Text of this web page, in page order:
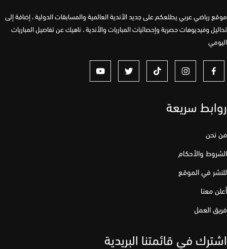
رياضي عربي يطلعكم على جديد الأندية العالمية والمسابقات الدولية ، إضافة إلى
وفيديوهات حصرية وإحصائيات المباريات والأندية ، ناهيك عن تفاصيل المباريات
سريعة
والأحكام
في الموقع
معنا
العمل
في قائمتنا البريدية